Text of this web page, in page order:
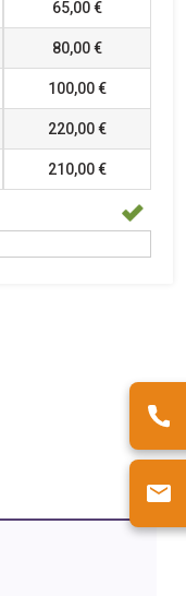
65,00 €
80,00 €
100,00 €
220,00 €
210,00 €